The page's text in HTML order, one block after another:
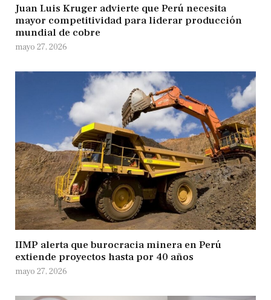
Juan Luis Kruger advierte que Perú necesita
mayor competitividad para liderar producción
mundial de cobre
mayo 27, 2026
IIMP alerta que burocracia minera en Perú
extiende proyectos hasta por 40 años
mayo 27, 2026